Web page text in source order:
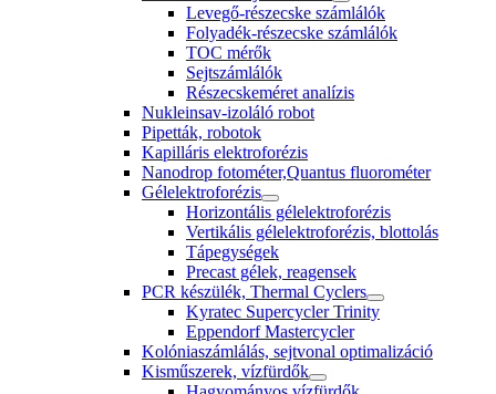
Levegő-részecske számlálók
Folyadék-részecske számlálók
TOC mérők
Sejtszámlálók
Részecskeméret analízis
Nukleinsav-izoláló robot
Pipetták, robotok
Kapilláris elektroforézis
Nanodrop fotométer,Quantus fluorométer
Gélelektroforézis
Horizontális gélelektroforézis
Vertikális gélelektroforézis, blottolás
Tápegységek
Precast gélek, reagensek
PCR készülék, Thermal Cyclers
Kyratec Supercycler Trinity
Eppendorf Mastercycler
Kolóniaszámlálás, sejtvonal optimalizáció
Kisműszerek, vízfürdők